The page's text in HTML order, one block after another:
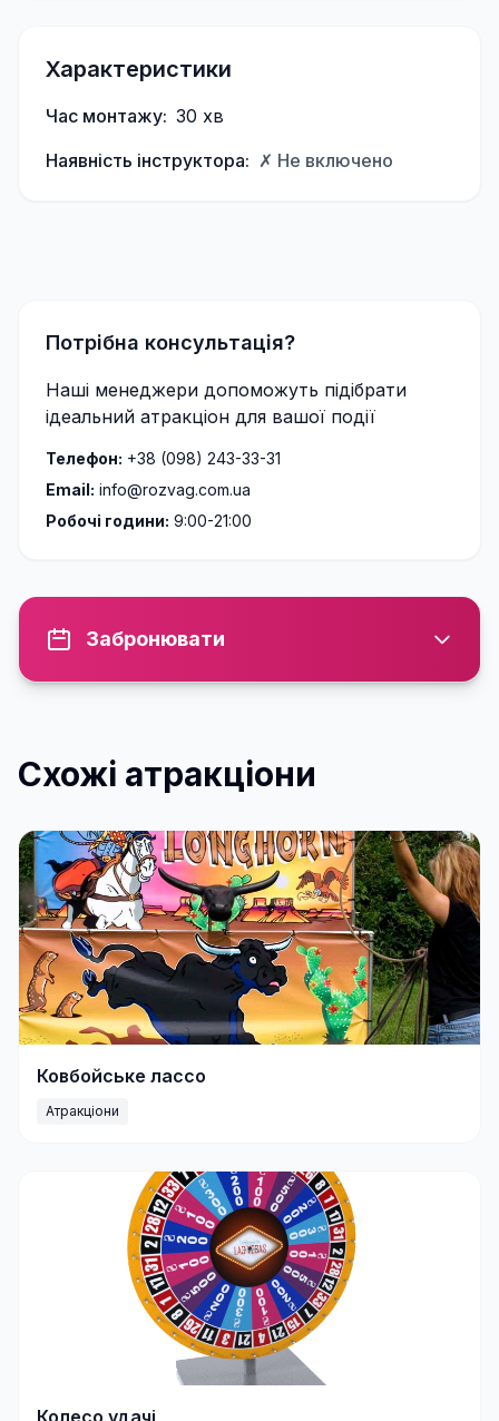
Характеристики
Час монтажу: 30 хв
Наявність інструктора: ✗ Не включено
Потрібна консультація?
Наші менеджери допоможуть підібрати
ідеальний атракціон для вашої події
Телефон: +38 (098) 243-33-31
Email: info@rozvag.com.ua
Робочі години: 9:00-21:00
Забронювати
Схожі атракціони
Ковбойське лассо
Атракціони
Колесо удачі